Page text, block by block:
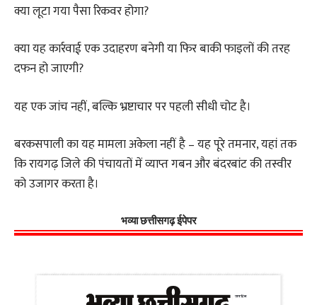
क्या लूटा गया पैसा रिकवर होगा?
क्या यह कार्रवाई एक उदाहरण बनेगी या फिर बाकी फाइलों की तरह
दफन हो जाएगी?
यह एक जांच नहीं, बल्कि भ्रष्टाचार पर पहली सीधी चोट है।
बरकसपाली का यह मामला अकेला नहीं है – यह पूरे तमनार, यहां तक
कि रायगढ़ जिले की पंचायतों में व्याप्त गबन और बंदरबांट की तस्वीर
को उजागर करता है।
भव्या छत्तीसगढ़ ईपेपर